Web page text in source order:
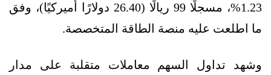
1.23%، مسجلًا 99 ريالًا (26.40 دولارًا أميركيًا)، وفق
ما اطلعت عليه منصة الطاقة المتخصصة.
وشهد تداول السهم معاملات متقلبة على مدار